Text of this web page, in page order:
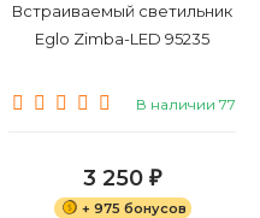
Встраиваемый светильник
Eglo Zimba-LED 95235
В наличии 77
3 250 ₽
+ 975 бонусов